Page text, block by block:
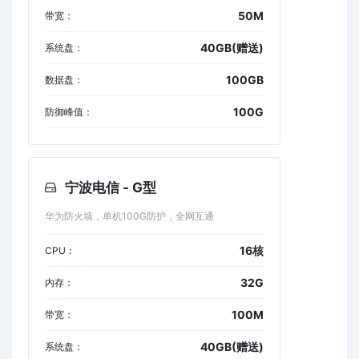
带宽： 50M
系统盘： 40GB(赠送)
数据盘： 100GB
防御峰值： 100G
宁波电信 - G型
华为防火墙，单机100G防护，全网互通
CPU： 16核
内存： 32G
带宽： 100M
系统盘： 40GB(赠送)